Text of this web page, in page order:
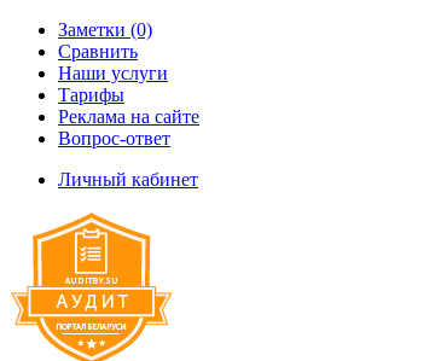
Заметки (0)
Сравнить
Наши услуги
Тарифы
Реклама на сайте
Вопрос-ответ
Личный кабинет